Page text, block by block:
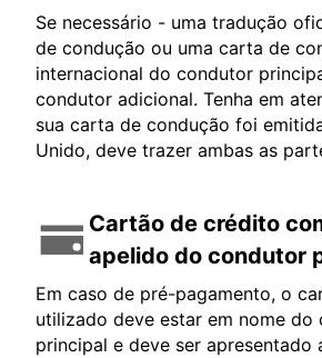
Se necessário - uma tradução
de condução ou uma carta de
internacional do condutor
condutor adicional. Tenha em
sua carta de condução foi
Unido, deve trazer ambas as
Cartão de crédito
apelido do condutor
Em caso de pré-pagamento, o
utilizado deve estar em nome do
principal e deve ser apresentado